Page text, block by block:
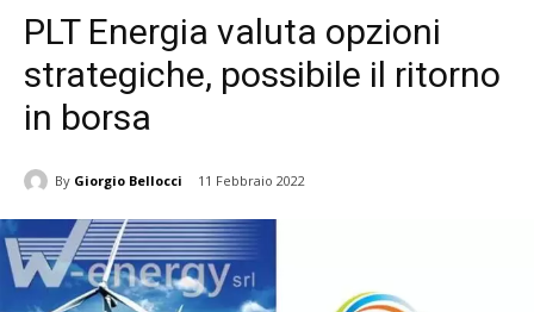
PLT Energia valuta opzioni
strategiche, possibile il ritorno
in borsa
By Giorgio Bellocci 11 Febbraio 2022